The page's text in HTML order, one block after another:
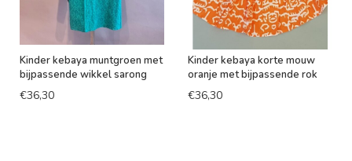
Kinder kebaya muntgroen met
bijpassende wikkel sarong
€36,30
Kinder kebaya korte mouw
oranje met bijpassende rok
€36,30